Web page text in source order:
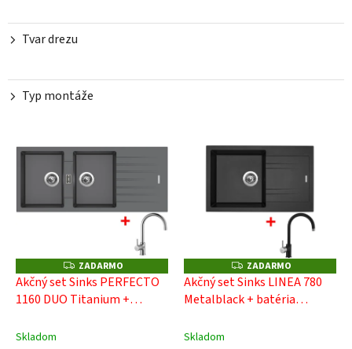
Tvar drezu
Typ montáže
Z
A
D
A
ZADARMO
Akčný set Sinks PERFECTO
1160 DUO Titanium +
Skladom
Z
A
D
A
ZADARMO
Akčný set Sinks LINEA 780
Metalblack + batéria
Skladom